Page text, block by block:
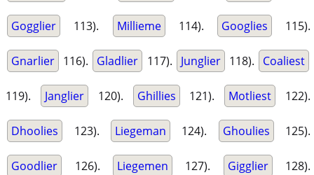
Gogglier 113). Millieme 114). Googlies 115).
Gnarlier 116). Gladlier 117). Junglier 118). Coaliest
119). Janglier 120). Ghillies 121). Motliest 122).
Dhoolies 123). Liegeman 124). Ghoulies 125).
Goodlier 126). Liegemen 127). Gigglier 128).